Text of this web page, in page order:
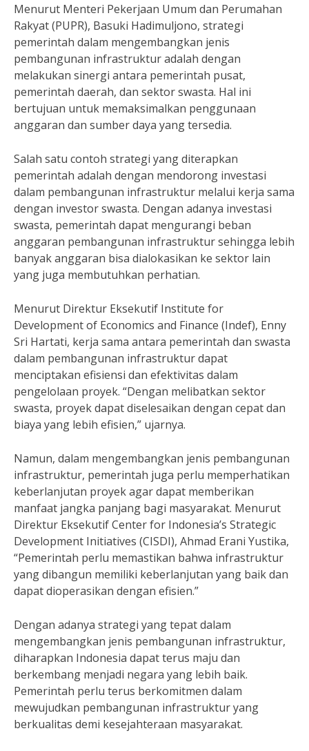
Menurut Menteri Pekerjaan Umum dan Perumahan
Rakyat (PUPR), Basuki Hadimuljono, strategi
pemerintah dalam mengembangkan jenis
pembangunan infrastruktur adalah dengan
melakukan sinergi antara pemerintah pusat,
pemerintah daerah, dan sektor swasta. Hal ini
bertujuan untuk memaksimalkan penggunaan
anggaran dan sumber daya yang tersedia.
Salah satu contoh strategi yang diterapkan
pemerintah adalah dengan mendorong investasi
dalam pembangunan infrastruktur melalui kerja sama
dengan investor swasta. Dengan adanya investasi
swasta, pemerintah dapat mengurangi beban
anggaran pembangunan infrastruktur sehingga lebih
banyak anggaran bisa dialokasikan ke sektor lain
yang juga membutuhkan perhatian.
Menurut Direktur Eksekutif Institute for
Development of Economics and Finance (Indef), Enny
Sri Hartati, kerja sama antara pemerintah dan swasta
dalam pembangunan infrastruktur dapat
menciptakan efisiensi dan efektivitas dalam
pengelolaan proyek. “Dengan melibatkan sektor
swasta, proyek dapat diselesaikan dengan cepat dan
biaya yang lebih efisien,” ujarnya.
Namun, dalam mengembangkan jenis pembangunan
infrastruktur, pemerintah juga perlu memperhatikan
keberlanjutan proyek agar dapat memberikan
manfaat jangka panjang bagi masyarakat. Menurut
Direktur Eksekutif Center for Indonesia’s Strategic
Development Initiatives (CISDI), Ahmad Erani Yustika,
“Pemerintah perlu memastikan bahwa infrastruktur
yang dibangun memiliki keberlanjutan yang baik dan
dapat dioperasikan dengan efisien.”
Dengan adanya strategi yang tepat dalam
mengembangkan jenis pembangunan infrastruktur,
diharapkan Indonesia dapat terus maju dan
berkembang menjadi negara yang lebih baik.
Pemerintah perlu terus berkomitmen dalam
mewujudkan pembangunan infrastruktur yang
berkualitas demi kesejahteraan masyarakat.